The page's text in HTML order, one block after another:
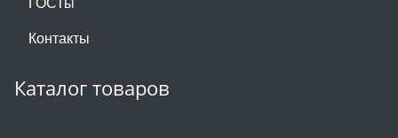
Контакты
Каталог товаров